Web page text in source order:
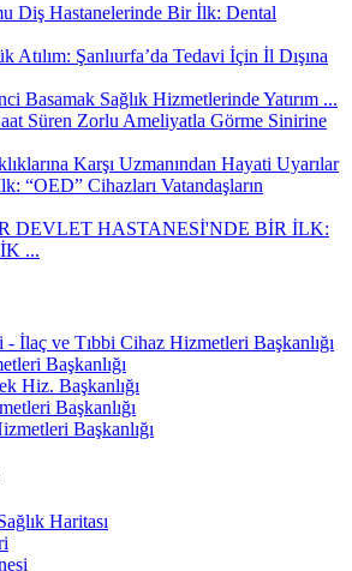
Diş Hastanelerinde Bir İlk: Dental
Atılım: Şanlıurfa’da Tedavi İçin İl Dışına
Basamak Sağlık Hizmetlerinde Yatırım ...
Süren Zorlu Ameliyatla Görme Sinirine
Karşı Uzmanından Hayati Uyarılar
“OED” Cihazları Vatandaşların
DEVLET HASTANESİ'NDE BİR İLK:
...
- İlaç ve Tıbbi Cihaz Hizmetleri Başkanlığı
Başkanlığı
Hiz. Başkanlığı
Başkanlığı
Başkanlığı
Haritası